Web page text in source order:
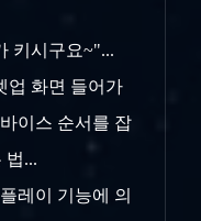
키시구요~"...
업 화면 들어가
이스 순서를 잡
법...
레이 기능에 의